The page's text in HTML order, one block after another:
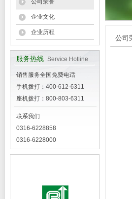
公司荣誉
企业文化
企业历程
服务热线 Service Hotline
销售服务全国免费电话
手机拨打：400-612-6311
座机拨打：800-803-6311
联系我们
0316-6228858
0316-6228000
公司